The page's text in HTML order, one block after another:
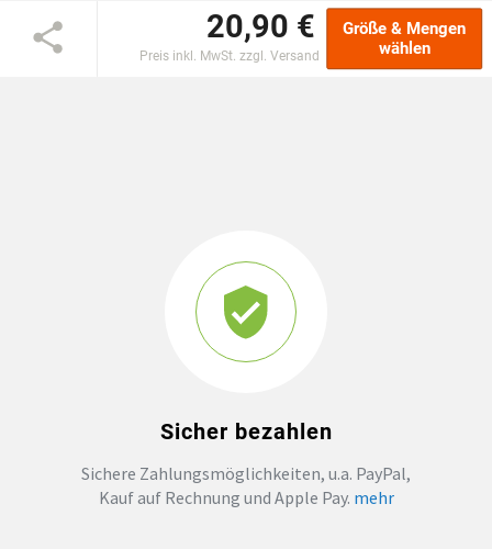
GROSSBESTELLUNG 20,90 €
Preis inkl. MwSt. zzgl. Versand
Größe & Mengen
wählen
Sicher bezahlen
Sichere Zahlungsmöglichkeiten, u.a. PayPal,
Kauf auf Rechnung und Apple Pay. mehr